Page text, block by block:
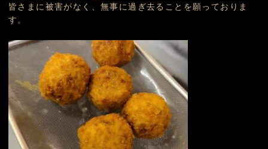
皆さまに被害がなく、無事に過ぎ去ることを願っておりま
す。